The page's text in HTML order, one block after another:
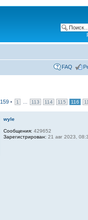
FAQ
159 • 1 113 114 115 116
wyle
Сообщения: 429652
Зарегистрирован: 21 авг 2023,